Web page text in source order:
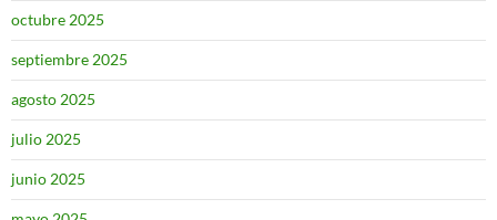
octubre 2025
septiembre 2025
agosto 2025
julio 2025
junio 2025